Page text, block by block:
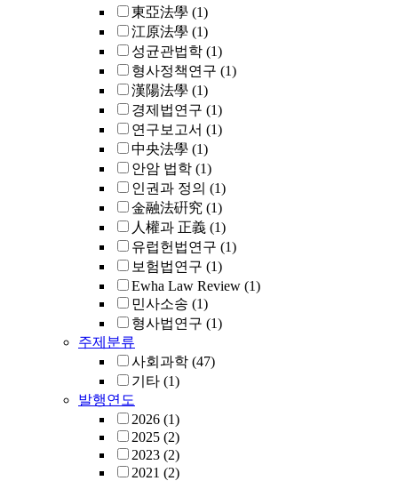
東亞法學 (1)
江原法學 (1)
성균관법학 (1)
형사정책연구 (1)
漢陽法學 (1)
경제법연구 (1)
연구보고서 (1)
中央法學 (1)
안암 법학 (1)
인권과 정의 (1)
金融法硏究 (1)
人權과 正義 (1)
유럽헌법연구 (1)
보험법연구 (1)
Ewha Law Review (1)
민사소송 (1)
형사법연구 (1)
주제분류
사회과학 (47)
기타 (1)
발행연도
2026 (1)
2025 (2)
2023 (2)
2021 (2)